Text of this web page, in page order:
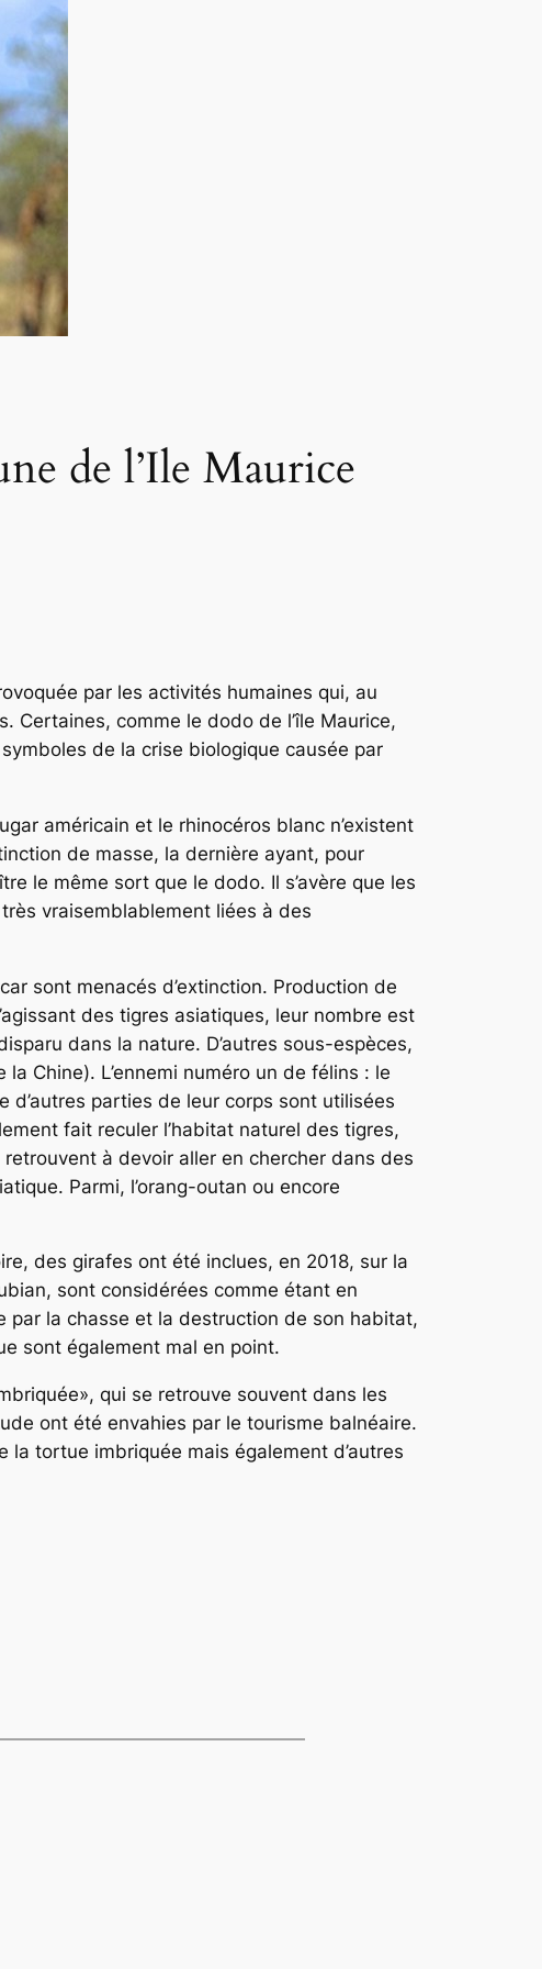
de l’Ile Maurice
par les activités humaines qui, au
comme le dodo de l’île Maurice,
de la crise biologique causée par
américain et le rhinocéros blanc n’existent
de masse, la dernière ayant, pour
le même sort que le dodo. Il s’avère que les
vraisemblablement liées à des
sont menacés d’extinction. Production de
des tigres asiatiques, leur nombre est
dans la nature. D’autres sous-espèces,
Chine). L’ennemi numéro un de félins : le
d’autres parties de leur corps sont utilisées
fait reculer l’habitat naturel des tigres,
à devoir aller en chercher dans des
Parmi, l’orang-outan ou encore
des girafes ont été inclues, en 2018, sur la
sont considérées comme étant en
par la chasse et la destruction de son habitat,
sont également mal en point.
qui se retrouve souvent dans les
ont été envahies par le tourisme balnéaire.
tortue imbriquée mais également d’autres